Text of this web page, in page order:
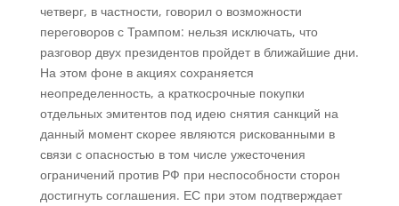
четверг, в частности, говорил о возможности
переговоров с Трампом: нельзя исключать, что
разговор двух президентов пройдет в ближайшие дни.
На этом фоне в акциях сохраняется
неопределенность, а краткосрочные покупки
отдельных эмитентов под идею снятия санкций на
данный момент скорее являются рискованными в
связи с опасностью в том числе ужесточения
ограничений против РФ при неспособности сторон
достигнуть соглашения. ЕС при этом подтверждает